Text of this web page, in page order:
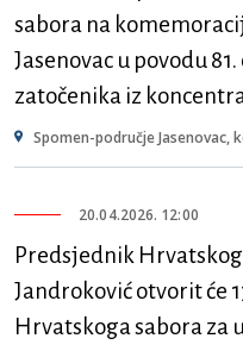
sabora na
Jasenovac u povodu
zatočenika iz
Spomen-područje Jasenovac,
20.04.2026. 12:00
Predsjednik
Jandroković otvorit će
Hrvatskoga sabora za